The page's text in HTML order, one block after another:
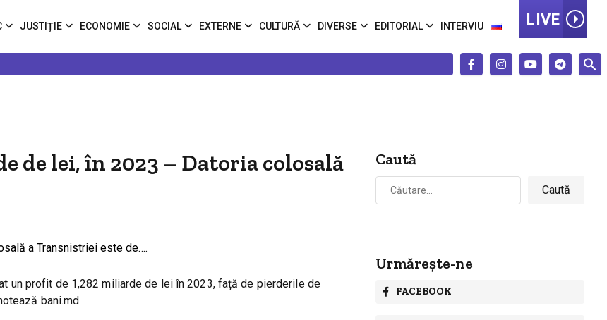
JUSTIȚIE ECONOMIE SOCIAL EXTERNE CULTURĂ DIVERSE EDITORIAL INTERVIU LIVE
de lei, în 2023 – Datoria colosală
un profit de 1,282 miliarde de lei în 2023, față de pierderile de
bani.md
Caută
Caută
după:
Urmărește-ne
FACEBOOK